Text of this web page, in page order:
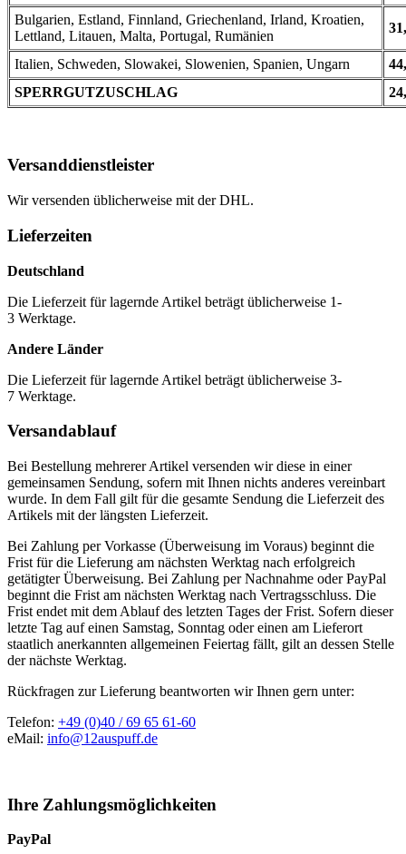
Bulgarien, Estland, Finnland, Griechenland, Irland, Kroatien,
Lettland, Litauen, Malta, Portugal, Rumänien
Italien, Schweden, Slowakei, Slowenien, Spanien, Ungarn
SPERRGUTZUSCHLAG
Versanddienstleister
Wir versenden üblicherweise mit der DHL.
Lieferzeiten
Deutschland
Die Lieferzeit für lagernde Artikel beträgt üblicherweise 1-
3 Werktage.
Andere Länder
Die Lieferzeit für lagernde Artikel beträgt üblicherweise 3-
7 Werktage.
Versandablauf
Bei Bestellung mehrerer Artikel versenden wir diese in einer
gemeinsamen Sendung, sofern mit Ihnen nichts anderes vereinbart
wurde. In dem Fall gilt für die gesamte Sendung die Lieferzeit des
Artikels mit der längsten Lieferzeit.
Bei Zahlung per Vorkasse (Überweisung im Voraus) beginnt die
Frist für die Lieferung am nächsten Werktag nach erfolgreich
getätigter Überweisung. Bei Zahlung per Nachnahme oder PayPal
beginnt die Frist am nächsten Werktag nach Vertragsschluss. Die
Frist endet mit dem Ablauf des letzten Tages der Frist. Sofern dieser
letzte Tag auf einen Samstag, Sonntag oder einen am Lieferort
staatlich anerkannten allgemeinen Feiertag fällt, gilt an dessen Stelle
der nächste Werktag.
Rückfragen zur Lieferung beantworten wir Ihnen gern unter:
Telefon: +49 (0)40 / 69 65 61-60
eMail: info@12auspuff.de
Ihre Zahlungsmöglichkeiten
PayPal